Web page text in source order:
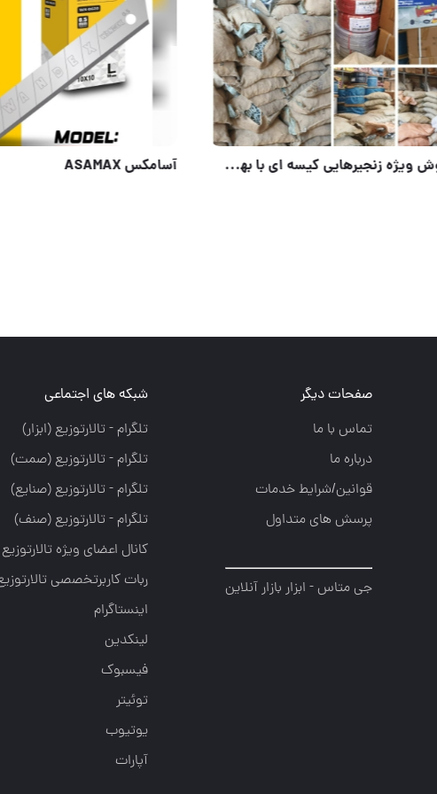
۱۶عددی فورس
صفحات دیگر
تماس با ما
درباره ما
قوانین/شرایط خدمات
پرسش های متداول
جی متاس - ابزار بازار آنلاین
شبکه های اجتماعی
تلگرام - تالارتوزيع (ابزار)
تلگرام - تالارتوزيع (صمت)
تلگرام - تالارتوزيع (صنايع)
تلگرام - تالارتوزیع (صنف)
کانال اعضای ویژه تالارتوزیع
ربات کاربرتخصصی
اینستاگرام
لینکدین
فیسبوک
توئیتر
یوتیوب
آپارات